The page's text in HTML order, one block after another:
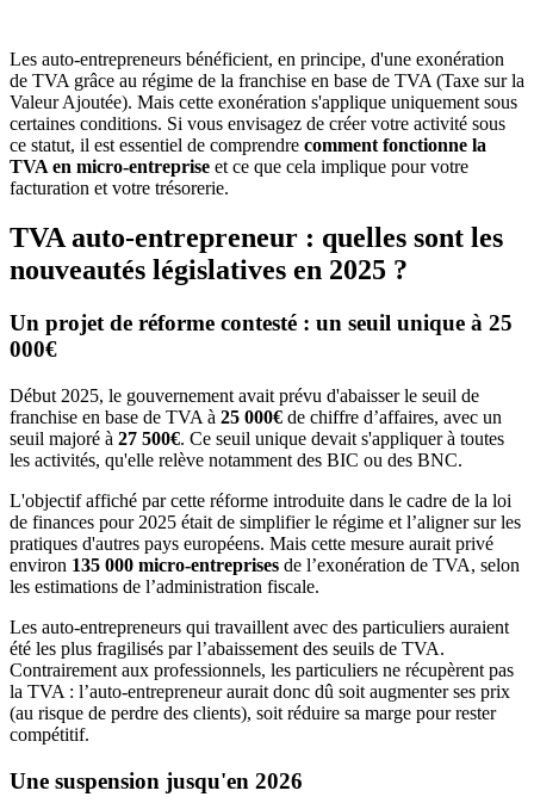
Les auto-entrepreneurs bénéficient, en principe, d'une exonération
de TVA grâce au régime de la franchise en base de TVA (Taxe sur la
Valeur Ajoutée). Mais cette exonération s'applique uniquement sous
certaines conditions. Si vous envisagez de créer votre activité sous
ce statut, il est essentiel de comprendre comment fonctionne la
TVA en micro-entreprise et ce que cela implique pour votre
facturation et votre trésorerie.
TVA auto-entrepreneur : quelles sont les
nouveautés législatives en 2025 ?
Un projet de réforme contesté : un seuil unique à 25
000€
Début 2025, le gouvernement avait prévu d'abaisser le seuil de
franchise en base de TVA à 25 000€ de chiffre d’affaires, avec un
seuil majoré à 27 500€. Ce seuil unique devait s'appliquer à toutes
les activités, qu'elle relève notamment des BIC ou des BNC.
L'objectif affiché par cette réforme introduite dans le cadre de la loi
de finances pour 2025 était de simplifier le régime et l’aligner sur les
pratiques d'autres pays européens. Mais cette mesure aurait privé
environ 135 000 micro-entreprises de l’exonération de TVA, selon
les estimations de l’administration fiscale.
Les auto-entrepreneurs qui travaillent avec des particuliers auraient
été les plus fragilisés par l’abaissement des seuils de TVA.
Contrairement aux professionnels, les particuliers ne récupèrent pas
la TVA : l’auto-entrepreneur aurait donc dû soit augmenter ses prix
(au risque de perdre des clients), soit réduire sa marge pour rester
compétitif.
Une suspension jusqu'en 2026